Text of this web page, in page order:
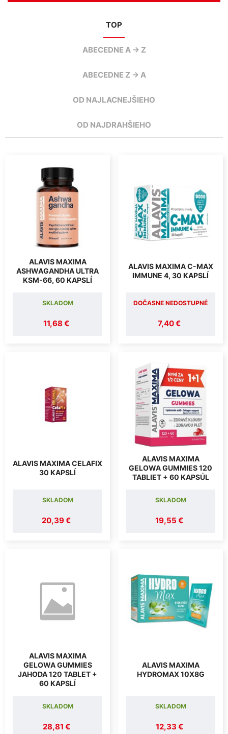
TOP
ABECEDNE A -> Z
ABECEDNE Z -> A
OD NAJLACNEJŠIEHO
OD NAJDRAHŠIEHO
ALAVIS MAXIMA
ASHWAGANDHA ULTRA
KSM-66, 60 KAPSLÍ
11,68 €
SKLADOM
ALAVIS MAXIMA C-MAX
IMMUNE 4, 30 KAPSLÍ
7,40 €
DOČASNE NEDOSTUPNÉ
ALAVIS MAXIMA CELAFIX
30 KAPSLÍ
20,39 €
SKLADOM
ALAVIS MAXIMA
GELOWA GUMMIES 120
TABLIET + 60 KAPSÚL
19,55 €
SKLADOM
ALAVIS MAXIMA
GELOWA GUMMIES
JAHODA 120 TABLET +
60 KAPSLÍ
28,81 €
SKLADOM
ALAVIS MAXIMA
HYDROMAX 10X8G
12,33 €
SKLADOM